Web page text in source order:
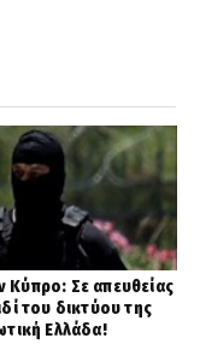
Κύπρο: Σε απευθείας
του δικτύου της
Ελλάδα!